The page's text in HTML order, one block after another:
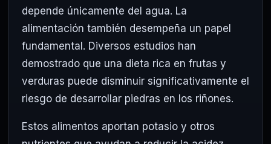
depende únicamente del agua. La
alimentación también desempeña un papel
fundamental. Diversos estudios han
demostrado que una dieta rica en frutas y
verduras puede disminuir significativamente el
riesgo de desarrollar piedras en los riñones.
Estos alimentos aportan potasio y otros